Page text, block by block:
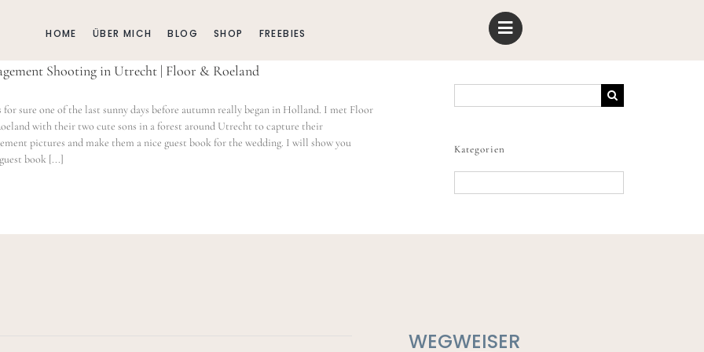
HOME ÜBER MICH BLOG SHOP FREEBIES
Shooting in Utrecht | Floor & Roeland
for sure one of the last sunny days before autumn really began in Holland. I met Floor
with their two cute sons in a forest around Utrecht to capture their
pictures and make them a nice guest book for the wedding. I will show you
book [...]
nach:
Kategorien
WEGWEISER